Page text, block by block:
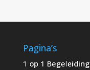
Pagina’s
1 op 1 Begeleiding